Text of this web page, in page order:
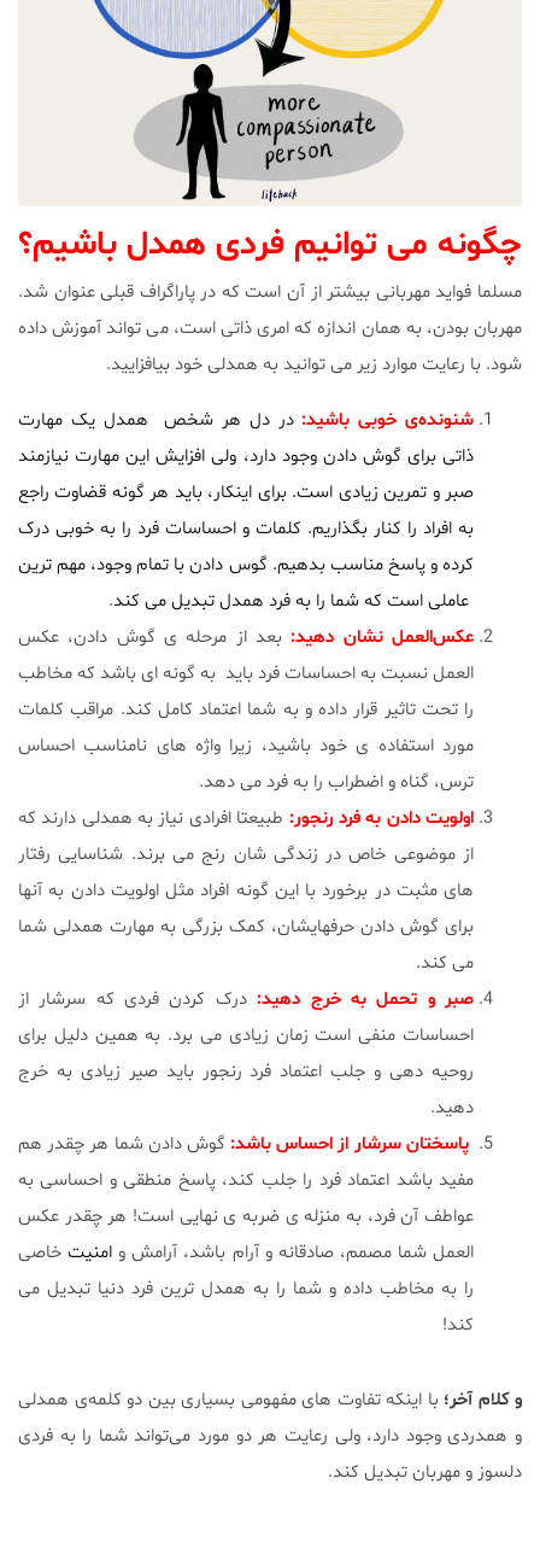
چگونه می توانیم فردی همدل باشیم؟
مسلما فواید مهربانی بیشتر از آن است که در پاراگراف قبلی عنوان شد.
مهربان بودن، به همان اندازه که امری ذاتی است، می تواند آموزش داده
شود. با رعایت موارد زیر می توانید به همدلی خود بیافزایید.
شنونده‌ی خوبی باشید:در دل هر شخص همدل یک مهارت
ذاتی برای گوش دادن وجود دارد، ولی افزایش این مهارت نیازمند
صبر و تمرین زیادی است. برای اینکار، باید هر گونه قضاوت راجع
به افراد را کنار بگذاریم. کلمات و احساسات فرد را به خوبی درک
کرده و پاسخ مناسب بدهیم. گوس دادن با تمام وجود، مهم ترین
عاملی است که شما را به فرد همدل تبدیل می کند.
عکس‌العمل نشان دهید: بعد از مرحله ی گوش دادن، عکس
العمل نسبت به احساسات فرد باید به گونه ای باشد که مخاطب
را تحت تاثیر قرار داده و به شما اعتماد کامل کند. مراقب کلمات
مورد استفاده ی خود باشید، زیرا واژه های نامناسب احساس
ترس، گناه و اضطراب را به فرد می دهد.
اولویت دادن به فرد رنجور: طبیعتا افرادی نیاز به همدلی دارند که
از موضوعی خاص در زندگی شان رنج می برند. شناسایی رفتار
های مثبت در برخورد با این گونه افراد مثل اولویت دادن به آنها
برای گوش دادن حرفهایشان، کمک بزرگی به مهارت همدلی شما
می کند.
صبر و تحمل به خرج دهید:درک کردن فردی که سرشار از
احساسات منفی است زمان زیادی می برد. به همین دلیل برای
روحیه دهی و جلب اعتماد فرد رنجور باید صیر زیادی به خرج
دهید.
پاسختان سرشار از احساس باشد: گوش دادن شما هر چقدر هم
مفید باشد اعتماد فرد را جلب کند، پاسخ منطقی و احساسی به
عواطف آن فرد، به منزله ی ضربه ی نهایی است! هر چقدر عکس
العمل شما مصمم، صادقانه و آرام باشد، آرامش و امنیتخاصی
را به مخاطب داده و شما را به همدل ترین فرد دنیا تبدیل می
کند!
و کلام آخر؛ با اینکه تفاوت های مفهومی بسیاری بین دو کلمه‌ی همدلی
و همدردی وجود دارد، ولی رعایت هر دو مورد می‌تواند شما را به فردی
دلسوز و مهربان تبدیل کند.